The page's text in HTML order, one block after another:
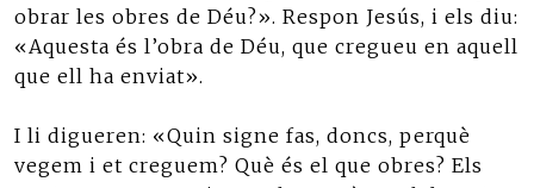
obrar les obres de Déu?». Respon Jesús, i els diu:
«Aquesta és l’obra de Déu, que cregueu en aquell
que ell ha enviat».
I li digueren: «Quin signe fas, doncs, perquè
vegem i et creguem? Què és el que obres? Els